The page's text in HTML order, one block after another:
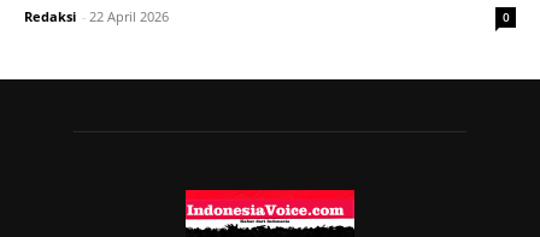
Redaksi - 22 April 2026 0